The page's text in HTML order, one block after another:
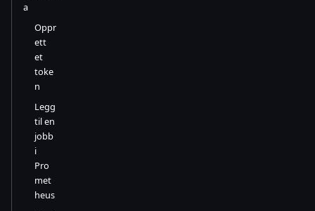
a
Oppr
ett
et
toke
n
Legg
til en
jobb
i
Pro
met
heus